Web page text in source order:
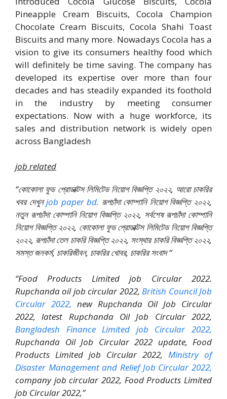
Pineapple Cream Biscuits, Cocola Champion
Chocolate Cream Biscuits, Cocola Shahi Toast
Biscuits and many more. Nowadays Cocola has a
vision to give its consumers healthy food which
will definitely be time saving. The company has
developed its expertise over more than four
decades and has steadily expanded its foothold
in the industry by meeting consumer
expectations. Now with a huge workforce, its
sales and distribution network is widely open
across Bangladesh
job related
“কোকোলা ফুড প্রোডাক্টস লিমিটেড নিয়োগ বিজ্ঞপ্তি ২০২২, আরো চাকরির
খবর দেখুনjob paper bd. রূপচাঁদা কোম্পানি নিয়োগ বিজ্ঞপ্তি ২০২২,
নতুন রূপচাঁদা কোম্পানি নিয়োগ বিজ্ঞপ্তি ২০২২, সর্বশেষ রূপচাঁদা কোম্পানি
নিয়োগ বিজ্ঞপ্তি ২০২২, কোকোলা ফুড প্রোডাক্টস লিমিটেড নিয়োগ বিজ্ঞপ্তি
২০২২, রূপচাঁদা তেল চাকরি বিজ্ঞপ্তি ২০২২, সংস্থার চাকরি বিজ্ঞপ্তি ২০২২,
সমস্ত জনকর্ম, চাকরিজীবন, চাকরির খোবর, চাকরির সংবাদ “
“Food Products Limited job Circular 2022.
Rupchanda oil job circular 2022,British Council Job
Circular 2022, new Rupchanda Oil Job Circular
2022, latest Rupchanda Oil Job Circular 2022,
Bangladesh Finance Limited job Circular 2022,
Rupchanda Oil Job Circular 2022 update, Food
Products Limited job Circular 2022, Ministry of
Disaster Management and Relief Job Circular 2022,
company job circular 2022, Food Products Limited
job Circular 2022,”